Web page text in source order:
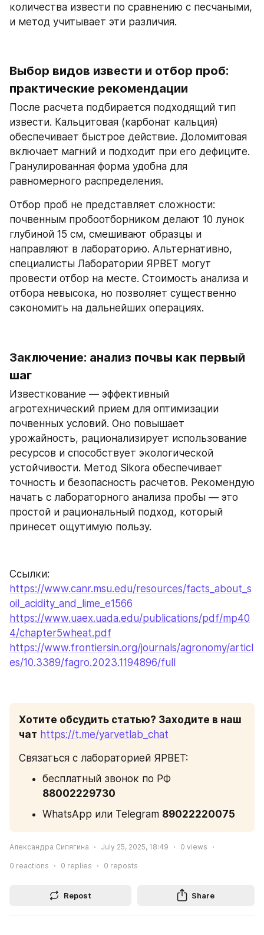
количества извести по сравнению с песчаными,
и метод учитывает эти различия.
Выбор видов извести и отбор проб:
практические рекомендации
После расчета подбирается подходящий тип
извести. Кальцитовая (карбонат кальция)
обеспечивает быстрое действие. Доломитовая
включает магний и подходит при его дефиците.
Гранулированная форма удобна для
равномерного распределения.
Отбор проб не представляет сложности:
почвенным пробоотборником делают 10 лунок
глубиной 15 см, смешивают образцы и
направляют в лабораторию. Альтернативно,
специалисты Лаборатории ЯРВЕТ могут
провести отбор на месте. Стоимость анализа и
отбора невысока, но позволяет существенно
сэкономить на дальнейших операциях.
Заключение: анализ почвы как первый
шаг
Известкование — эффективный
агротехнический прием для оптимизации
почвенных условий. Оно повышает
урожайность, рационализирует использование
ресурсов и способствует экологической
устойчивости. Метод Sikora обеспечивает
точность и безопасность расчетов. Рекомендую
начать с лабораторного анализа пробы — это
простой и рациональный подход, который
принесет ощутимую пользу.
Ссылки:
https://www.canr.msu.edu/resources/facts_about_s
oil_acidity_and_lime_e1566
https://www.uaex.uada.edu/publications/pdf/mp40
4/chapter5wheat.pdf
https://www.frontiersin.org/journals/agronomy/articl
es/10.3389/fagro.2023.1194896/full
Хотите обсудить статью? Заходите в наш
чат https://t.me/yarvetlab_chat
Связаться с лабораторией ЯРВЕТ:
88002229730
WhatsApp или Telegram 89022220075
Александра Сипягина July 25, 2025, 18:49 0 views
0 reactions 0 replies 0 reposts
Repost Share